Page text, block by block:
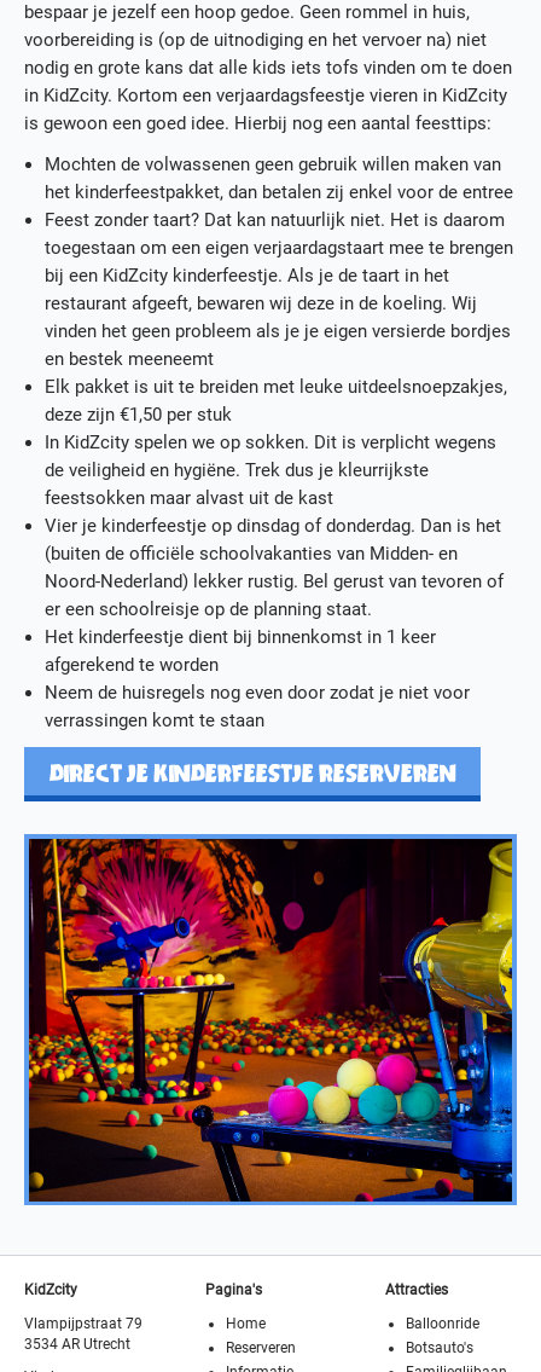
bespaar je jezelf een hoop gedoe. Geen rommel in huis,
voorbereiding is (op de uitnodiging en het vervoer na) niet
nodig en grote kans dat alle kids iets tofs vinden om te doen
in KidZcity. Kortom een verjaardagsfeestje vieren in KidZcity
is gewoon een goed idee. Hierbij nog een aantal feesttips:
Mochten de volwassenen geen gebruik willen maken van
het kinderfeestpakket, dan betalen zij enkel voor de entree
Feest zonder taart? Dat kan natuurlijk niet. Het is daarom
toegestaan om een eigen verjaardagstaart mee te brengen
bij een KidZcity kinderfeestje. Als je de taart in het
restaurant afgeeft, bewaren wij deze in de koeling. Wij
vinden het geen probleem als je je eigen versierde bordjes
en bestek meeneemt
Elk pakket is uit te breiden met leuke uitdeelsnoepzakjes,
deze zijn €1,50 per stuk
In KidZcity spelen we op sokken. Dit is verplicht wegens
de veiligheid en hygiëne. Trek dus je kleurrijkste
feestsokken maar alvast uit de kast
Vier je kinderfeestje op dinsdag of donderdag. Dan is het
(buiten de officiële schoolvakanties van Midden- en
Noord-Nederland) lekker rustig. Bel gerust van tevoren of
er een schoolreisje op de planning staat.
Het kinderfeestje dient bij binnenkomst in 1 keer
afgerekend te worden
Neem de huisregels nog even door zodat je niet voor
verrassingen komt te staan
DIRECT JE KINDERFEESTJE RESERVEREN
KidZcity
Vlampijpstraat 79
3534 AR Utrecht
Pagina's
Home
Reserveren
Attracties
Balloonride
Botsauto's